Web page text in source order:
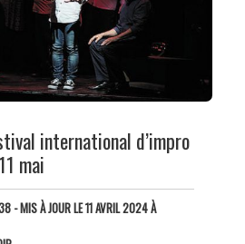
international d’impro
mai
- MIS À JOUR LE 11 AVRIL 2024 À